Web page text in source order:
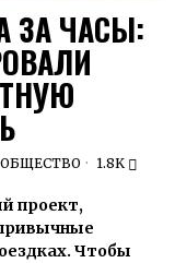
ЗА ЧАСЫ:
ОБЩЕСТВО 1.8K
проект,
Чтобы